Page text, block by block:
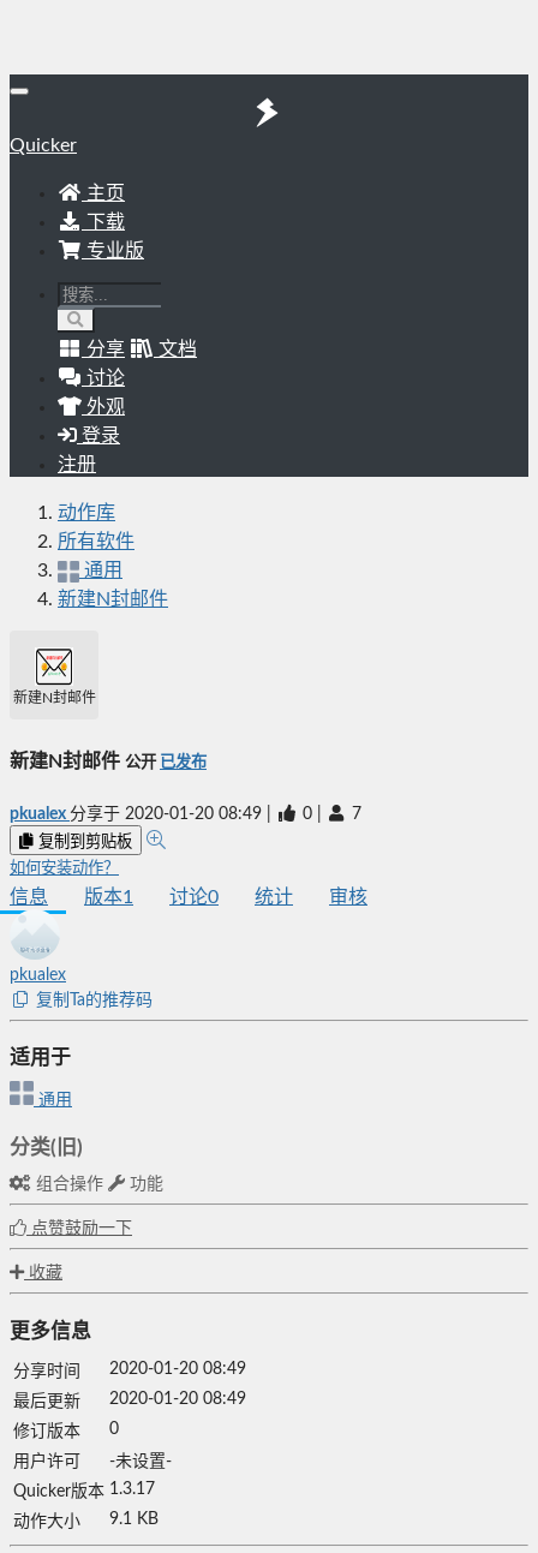
Quicker
主页
下载
专业版
分享
文档
讨论
外观
登录
注册
动作库
所有软件
通用
新建N封邮件
新建N封邮件
新建N封邮件 公开 已发布
pkualex 分享于 2020-01-20 08:49 0 7
复制到剪贴板
如何安装动作？
信息 版本1 讨论0 统计 审核
pkualex
复制Ta的推荐码
适用于
通用
分类(旧)
组合操作 功能
点赞鼓励一下
收藏
更多信息
分享时间
2020-01-20 08:49
最后更新
2020-01-20 08:49
修订版本
0
用户许可
-未设置-
Quicker版本 1.3.17
动作大小
9.1 KB